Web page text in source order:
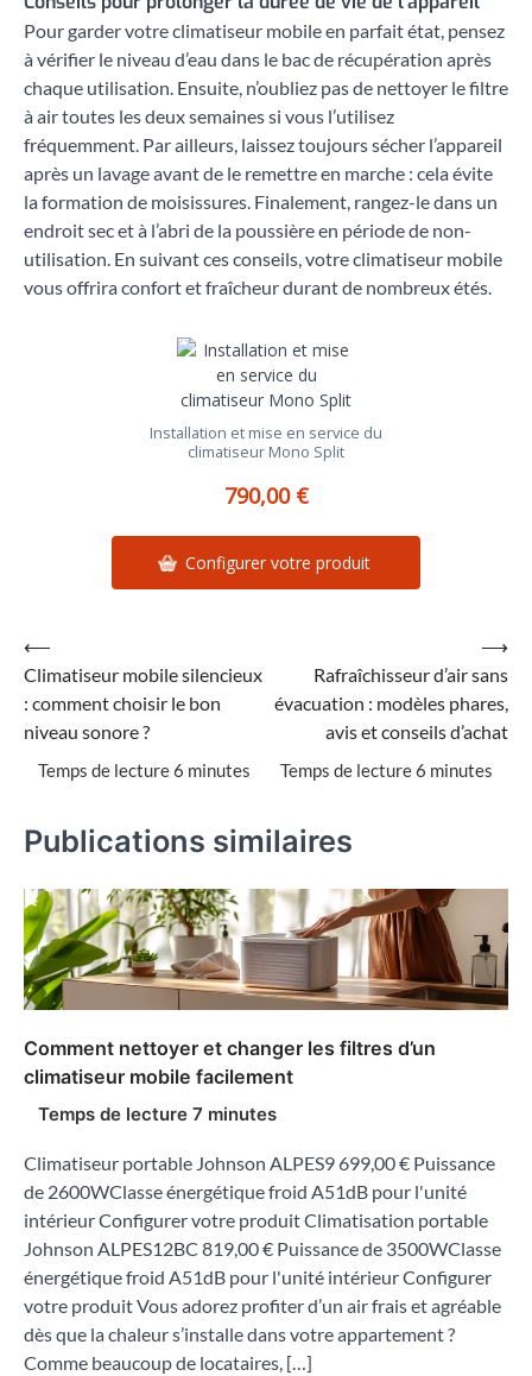
Pour garder votre climatiseur mobile en parfait état, pensez
à vérifier le niveau d’eau dans le bac de récupération après
chaque utilisation. Ensuite, n’oubliez pas de nettoyer le filtre
à air toutes les deux semaines si vous l’utilisez
fréquemment. Par ailleurs, laissez toujours sécher l’appareil
après un lavage avant de le remettre en marche : cela évite
la formation de moisissures. Finalement, rangez-le dans un
endroit sec et à l’abri de la poussière en période de non-
utilisation. En suivant ces conseils, votre climatiseur mobile
vous offrira confort et fraîcheur durant de nombreux étés.
Installation et mise en service du
climatiseur Mono Split
790,00 €
Configurer votre produit
Navigation
de
l’article
⟵
Climatiseur mobile silencieux
: comment choisir le bon
niveau sonore ?
Rafraîchisseur d’air sans
évacuation : modèles phares,
avis et conseils d’achat
⟶
Publications similaires
Comment nettoyer et changer les filtres d’un
climatiseur mobile facilement
Climatiseur portable Johnson ALPES9 699,00 € Puissance
de 2600WClasse énergétique froid A51dB pour l'unité
intérieur Configurer votre produit Climatisation portable
Johnson ALPES12BC 819,00 € Puissance de 3500WClasse
énergétique froid A51dB pour l'unité intérieur Configurer
votre produit Vous adorez profiter d’un air frais et agréable
dès que la chaleur s’installe dans votre appartement ?
Comme beaucoup de locataires, […]